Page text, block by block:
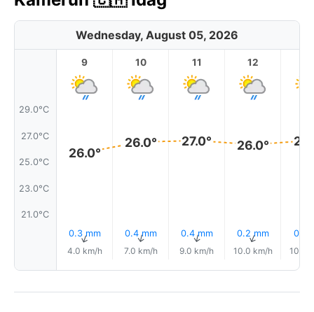
Wednesday, August 05, 2026
29.0°C
27.0°C
25.0°C
23.0°C
21.0°C
9
26.0°
0.3 mm
↑
4.0 km/h
10
26.0°
0.4 mm
↑
7.0 km/h
11
27.0°
0.4 mm
↑
9.0 km/h
12
26.0°
0.2 mm
↑
10.0 km/h
0.1
10.0